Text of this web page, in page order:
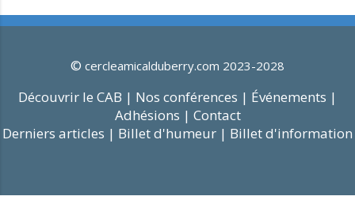
© cercleamicalduberry.com 2023-2028
Découvrir le CAB | Nos conférences | Événements |
Adhésions | Contact
Derniers articles | Billet d'humeur | Billet d'information